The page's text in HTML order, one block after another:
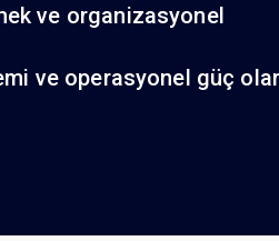
ve organizasyonel
ve operasyonel güç